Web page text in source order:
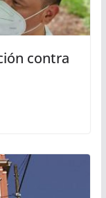
contra